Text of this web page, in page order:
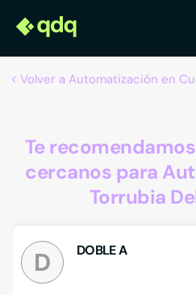
Volver a Automatización en
Te
cercanos para
Torrubia
D DOBLE A